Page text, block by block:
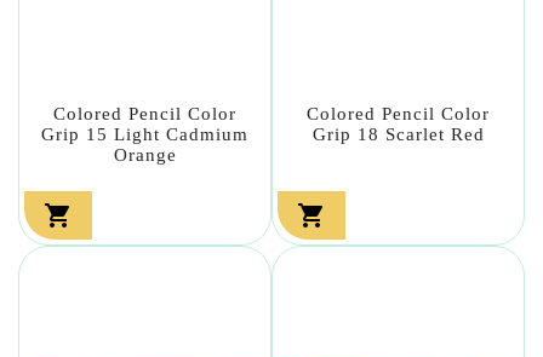
Colored Pencil Color
Grip 15 Light Cadmium
Orange

Colored Pencil Color
Grip 18 Scarlet Red
